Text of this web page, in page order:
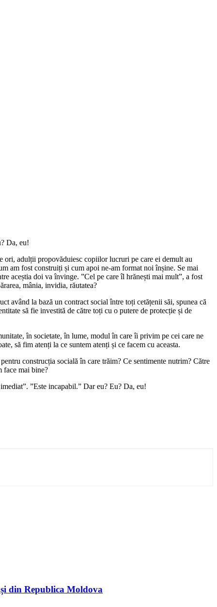
Da, eu!
ori, adulții propovăduiesc copiilor lucruri pe care ei demult au
am fost construiți și cum apoi ne-am format noi înșine. Se mai
aceștia doi va învinge. ”Cel pe care îl hrănești mai mult”, a fost
mânia, invidia, răutatea?
având la bază un contract social între toți cetățenii săi, spunea că
să fie investită de către toți cu o putere de protecție și de
în societate, în lume, modul în care îi privim pe cei care ne
să fim atenți la ce suntem atenți și ce facem cu aceasta.
construcția socială în care trăim? Ce sentimente nutrim? Către
face mai bine?
”Este incapabil.” Dar eu? Eu? Da, eu!
din Republica Moldova